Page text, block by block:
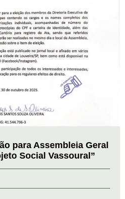
para Assembleia Geral
Social Vassoural”